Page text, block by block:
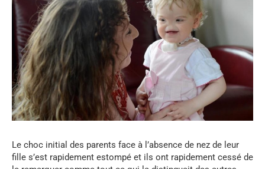
Le choc initial des parents face à l’absence de nez de leur
fille s’est rapidement estompé et ils ont rapidement cessé de